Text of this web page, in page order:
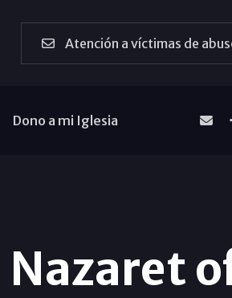
Atención a víctimas de
Dono a mi Iglesia
Nazaret